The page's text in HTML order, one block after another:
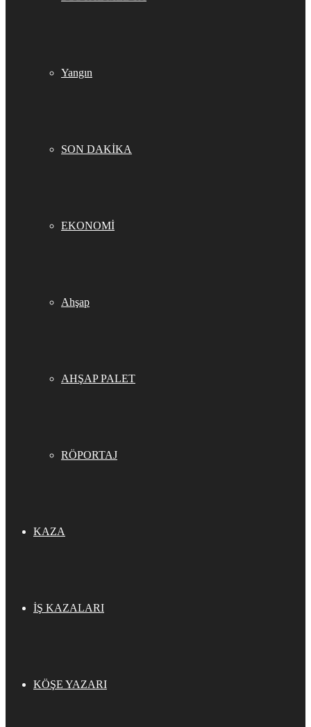
Yangın
SON DAKİKA
EKONOMİ
Ahşap
AHŞAP PALET
RÖPORTAJ
KAZA
İŞ KAZALARI
KÖŞE YAZARI